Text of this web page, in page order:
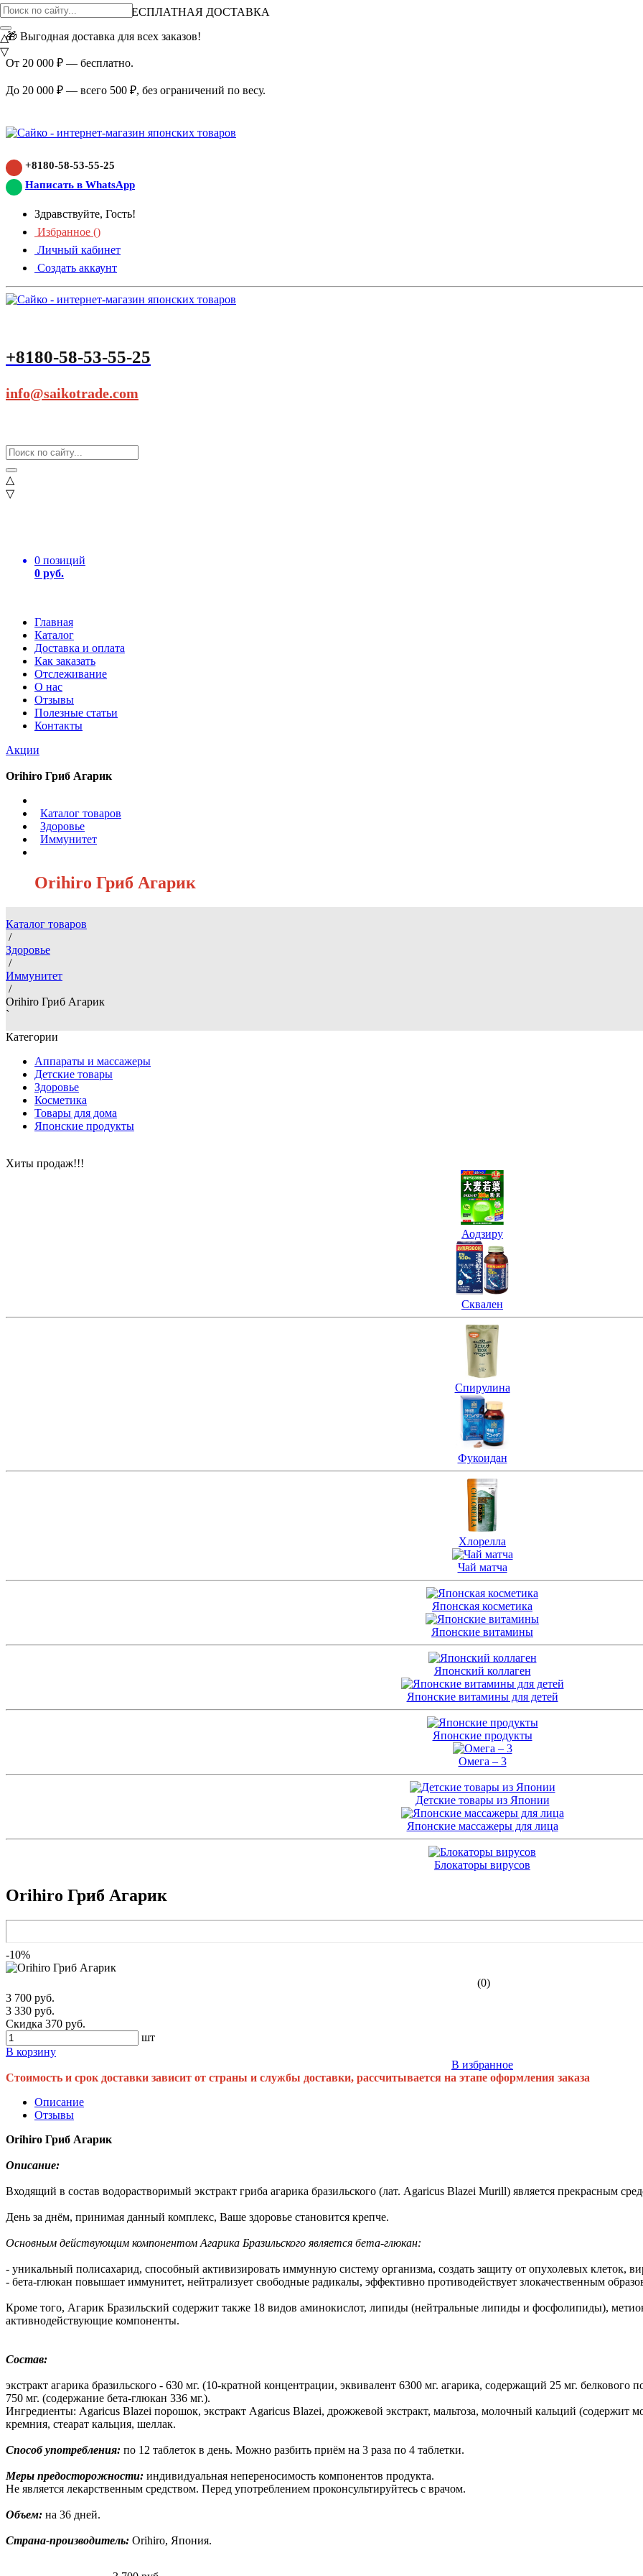
ВНИМАНИЕ АКЦИЯ!
БЕСПЛАТНАЯ ДОСТАВКА
🎁 Выгодная доставка для всех заказов!
От 20 000 ₽ — бесплатно.
До 20 000 ₽ — всего 500 ₽, без ограничений по весу.
+8180-58-53-55-25
Написать в WhatsApp
Здравствуйте, Гость!
Избранное ()
Личный кабинет
Создать аккаунт
+8180-58-53-55-25
info@saikotrade.com
△
▽
0 позиций
0 руб.
Главная
Каталог
Доставка и оплата
Как заказать
Отслеживание
О нас
Отзывы
Полезные статьи
Контакты
Акции
△
▽
Orihiro Гриб Агарик
Каталог товаров
Здоровье
Иммунитет
Orihiro Гриб Агарик
Каталог товаров
/
Здоровье
/
Иммунитет
/
Orihiro Гриб Агарик
`
Категории
Аппараты и массажеры
Детские товары
Здоровье
Косметика
Товары для дома
Японские продукты
Хиты продаж!!!
Аодзиру
Сквален
Спирулина
Фукоидан
Хлорелла
Чай матча
Японская косметика
Японские витамины
Японский коллаген
Японские витамины для детей
Японские продукты
Омега – 3
Детские товары из Японии
Японские массажеры для лица
Блокаторы вирусов
Orihiro Гриб Агарик
-10%
(0)
3 700 руб.
3 330 руб.
Скидка 370 руб.
шт
В корзину
В избранное
Стоимость и срок доставки зависит от страны и службы доставки, рассчитывается на этапе оформления заказа
Описание
Отзывы
Orihiro Гриб Агарик
Описание:
Входящий в состав водорастворимый экстракт гриба агарика бразильского (лат. Agaricus Blazei Murill) является прекрасным
День за днём, принимая данный комплекс, Ваше здоровье становится крепче.
Основным действующим компонентом Агарика Бразильского является бета-глюкан:
- уникальный полисахарид, способный активизировать иммунную систему организма, создать защиту от опухолевых клеток,
- бета-глюкан повышает иммунитет, нейтрализует свободные радикалы, эффективно противодействует злокачественным
Кроме того, Агарик Бразильский содержит также 18 видов аминокислот, липиды (нейтральные липиды и фосфолипиды),
активнодействующие компоненты.
Состав:
экстракт агарика бразильского - 630 мг. (10-кратной концентрации, эквивалент 6300 мг. агарика, содержащий 25 мг. белкового
750 мг. (содержание бета-глюкан 336 мг.).
Ингредиенты: Agaricus Blazei порошок, экстракт Agaricus Blazei, дрожжевой экстракт, мальтоза, молочный кальций (содержит
кремния, стеарат кальция, шеллак.
Способ употребления: по 12 таблеток в день. Можно разбить приём на 3 раза по 4 таблетки.
Меры предосторожности: индивидуальная непереносимость компонентов продукта.
Не является лекарственным средством. Перед употреблением проконсультируйтесь с врачом.
Объем: на 36 дней.
Страна-производитель: Orihiro, Япония.